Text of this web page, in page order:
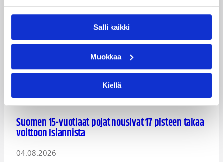
Salli kaikki
Muokkaa
Kiellä
Suomen 15-vuotiaat tytöt voittivat Islannin Nordic
Open -turnauksen toisessa ottelussa
05.08.2026
Suomen 15-vuotiaat pojat nousivat 17 pisteen takaa
voittoon Islannista
04.08.2026